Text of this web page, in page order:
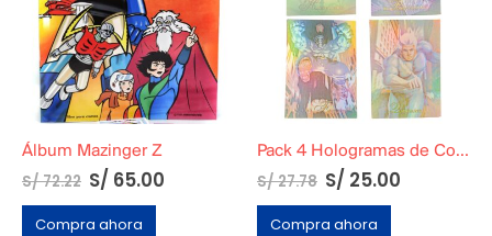
Álbum Mazinger Z
S/72.22 S/ 65.00
Compra ahora
Pack 4 Hologramas de Colección Marvel Pepsi Cards
S/27.78 S/ 25.00
Compra ahora